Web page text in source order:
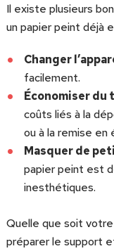
Il existe plusieurs
un papier peint déjà
Changer
facilement.
Économiser du
coûts liés à la
ou à la remise en
Masquer de
papier peint est
inesthétiques.
Quelle que soit
préparer le support